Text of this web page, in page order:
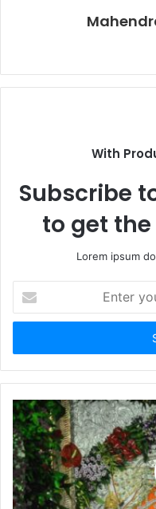
With
Subscribe
to get
Lorem ipsum
your
Email